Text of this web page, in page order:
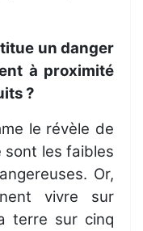
un danger
à proximité
?
le révèle de
sont les faibles
Or,
vivre sur
terre sur cinq